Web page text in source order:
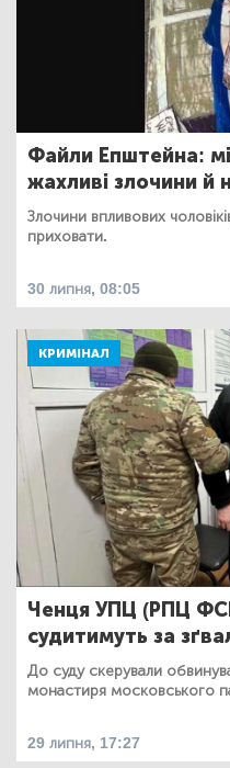
Файли Епштейна:
жахливі злочини й
Злочини впливових
приховати.
30 липня, 08:05
КРИМІНАЛ
Ченця УПЦ (РПЦ
судитимуть за
До суду скерували
монастиря московського
29 липня, 17:27